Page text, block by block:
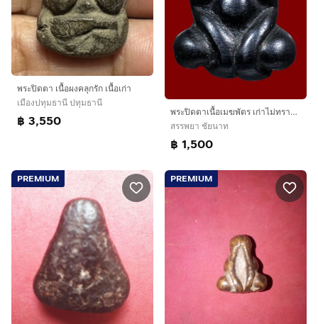
พระปิดตา เนื้อผงคลุกรัก เนื้อเก่า
เมืองปทุมธานี ปทุมธานี
฿ 3,550
พระปิดตาเนื้อเมฆพัตร​ เก่าไม่ทราบที่​
สรรพยา ชัยนาท
฿ 1,500
PREMIUM PREMIUM